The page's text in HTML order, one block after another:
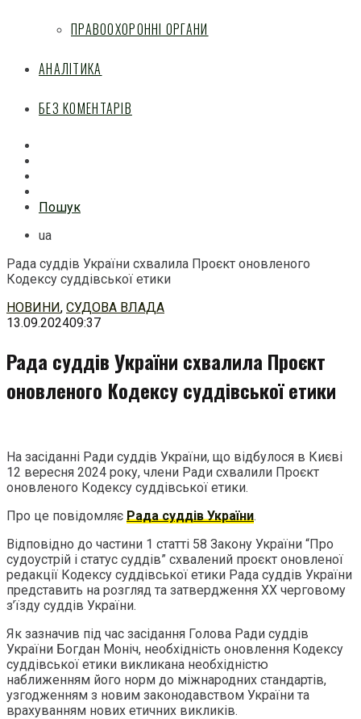
ПРАВООХОРОННІ ОРГАНИ
АНАЛІТИКА
БЕЗ КОМЕНТАРІВ
Пошук
ua
Рада суддів України схвалила Проєкт оновленого
Кодексу суддівської етики
Перейти
до
НОВИНИ, СУДОВА ВЛАДА
13.09.202409:37
Рада суддів України схвалила Проєкт
оновленого Кодексу суддівської етики
На засіданні Ради суддів України, що відбулося в Києві
12 вересня 2024 року, члени Ради схвалили Проєкт
оновленого Кодексу суддівської етики.
Про це повідомляє Рада суддів України.
Відповідно до частини 1 статті 58 Закону України “Про
судоустрій і статус суддів” схвалений проєкт оновленої
редакції Кодексу суддівської етики Рада суддів України
представить на розгляд та затвердження XX черговому
з’їзду суддів України.
Як зазначив під час засідання Голова Ради суддів
України Богдан Моніч, необхідність оновлення Кодексу
суддівської етики викликана необхідністю
наближенням його норм до міжнародних стандартів,
узгодженням з новим законодавством України та
врахуванням нових етичних викликів.